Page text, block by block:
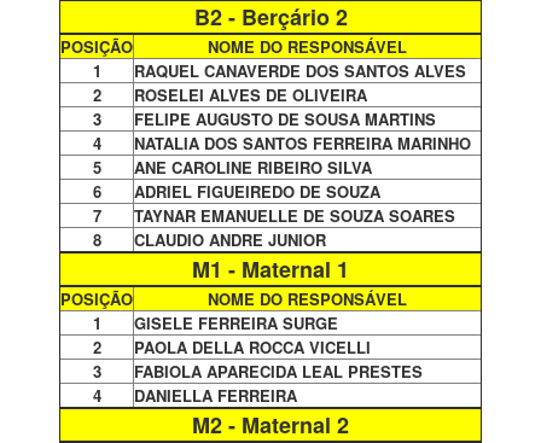
B2 - Berçário 2
POSIÇÃO
NOME DO RESPONSÁVEL
1
RAQUEL CANAVERDE DOS SANTOS ALVES
2
ROSELEI ALVES DE OLIVEIRA
3
FELIPE AUGUSTO DE SOUSA MARTINS
4
NATALIA DOS SANTOS FERREIRA MARINHO
5
ANE CAROLINE RIBEIRO SILVA
6
ADRIEL FIGUEIREDO DE SOUZA
7
TAYNAR EMANUELLE DE SOUZA SOARES
8
CLAUDIO ANDRE JUNIOR
M1 - Maternal 1
POSIÇÃO
NOME DO RESPONSÁVEL
1
GISELE FERREIRA SURGE
2
PAOLA DELLA ROCCA VICELLI
3
FABIOLA APARECIDA LEAL PRESTES
4
DANIELLA FERREIRA
M2 - Maternal 2